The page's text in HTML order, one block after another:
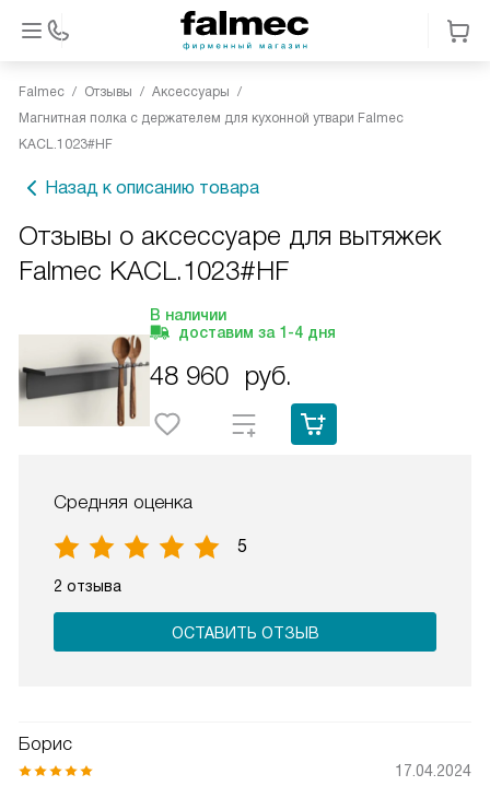
Falmec Отзывы
Аксессуары
Магнитная полка с держателем для кухонной утвари Falmec
KACL.1023#HF
Назад к описанию товара
Отзывы о аксессуаре для вытяжек
Falmec KACL.1023#HF
В наличии
доставим за 1-4 дня
48 960 руб.
Средняя оценка
5
2 отзыва
ОСТАВИТЬ ОТЗЫВ
Борис
17.04.2024